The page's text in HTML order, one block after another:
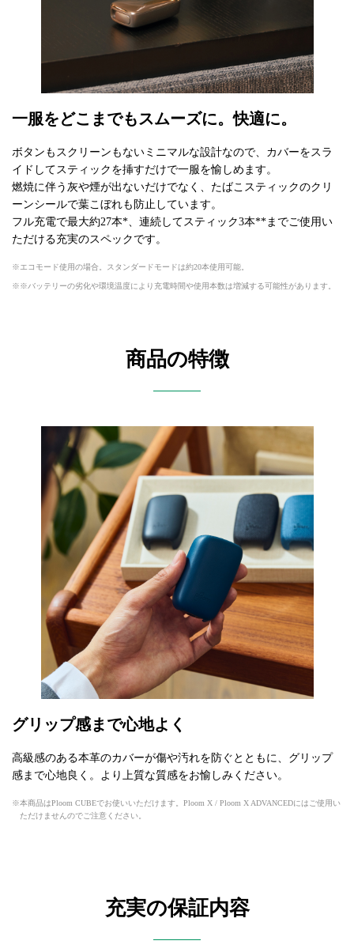
一服をどこまでもスムーズに。快適に。
ボタンもスクリーンもないミニマルな設計なので、カバーをスラ
イドしてスティックを挿すだけで一服を愉しめます。
燃焼に伴う灰や煙が出ないだけでなく、たばこスティックのクリ
ーンシールで葉こぼれも防止しています。
フル充電で最大約27本*、連続してスティック3本**までご使用い
ただける充実のスペックです。
エコモード使用の場合。スタンダードモードは約20本使用可能。
※バッテリーの劣化や環境温度により充電時間や使用本数は増減する可能性があります。
商品の特徴
グリップ感まで心地よく
高級感のある本革のカバーが傷や汚れを防ぐとともに、グリップ
感まで心地良く。より上質な質感をお愉しみください。
本商品はPloom CUBEでお使いいただけます。Ploom X / Ploom X ADVANCEDにはご使用い
ただけませんのでご注意ください。
充実の保証内容